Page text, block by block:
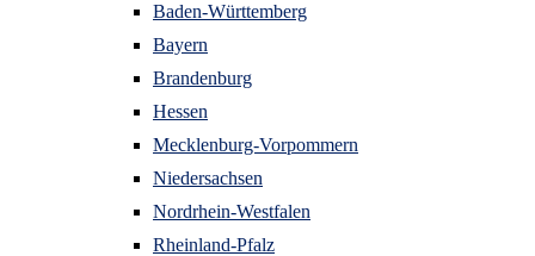
Baden-Württemberg
Bayern
Brandenburg
Hessen
Mecklenburg-Vorpommern
Niedersachsen
Nordrhein-Westfalen
Rheinland-Pfalz